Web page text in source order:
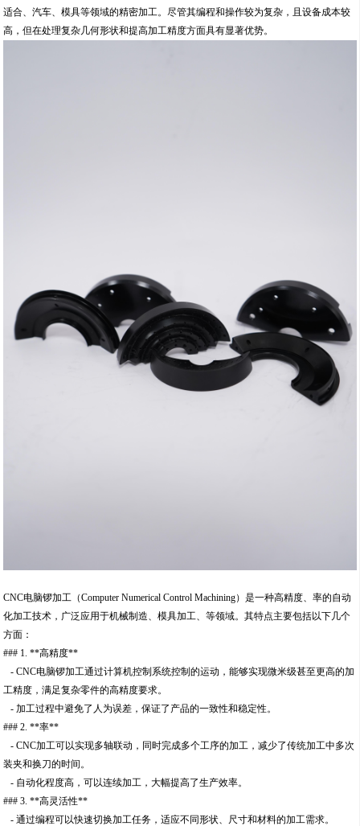
适合、汽车、模具等领域的精密加工。尽管其编程和操作较为复杂，且设备成本较
高，但在处理复杂几何形状和提高加工精度方面具有显著优势。
CNC电脑锣加工（Computer Numerical Control Machining）是一种高精度、率的自动
化加工技术，广泛应用于机械制造、模具加工、等领域。其特点主要包括以下几个
方面：
### 1. **高精度**
- CNC电脑锣加工通过计算机控制系统控制的运动，能够实现微米级甚至更高的加
工精度，满足复杂零件的高精度要求。
- 加工过程中避免了人为误差，保证了产品的一致性和稳定性。
### 2. **率**
- CNC加工可以实现多轴联动，同时完成多个工序的加工，减少了传统加工中多次
装夹和换刀的时间。
- 自动化程度高，可以连续加工，大幅提高了生产效率。
### 3. **高灵活性**
- 通过编程可以快速切换加工任务，适应不同形状、尺寸和材料的加工需求。